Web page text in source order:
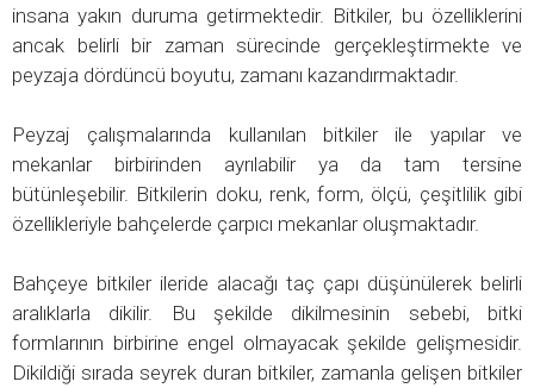
insana yakın duruma getirmektedir. Bitkiler, bu özelliklerini
ancak belirli bir zaman sürecinde gerçekleştirmekte ve
peyzaja dördüncü boyutu, zamanı kazandırmaktadır.
Peyzaj çalışmalarında kullanılan bitkiler ile yapılar ve
mekanlar birbirinden ayrılabilir ya da tam tersine
bütünleşebilir. Bitkilerin doku, renk, form, ölçü, çeşitlilik gibi
özellikleriyle bahçelerde çarpıcı mekanlar oluşmaktadır.
Bahçeye bitkiler ileride alacağı taç çapı düşünülerek belirli
aralıklarla dikilir. Bu şekilde dikilmesinin sebebi, bitki
formlarının birbirine engel olmayacak şekilde gelişmesidir.
Dikildiği sırada seyrek duran bitkiler, zamanla gelişen bitkiler